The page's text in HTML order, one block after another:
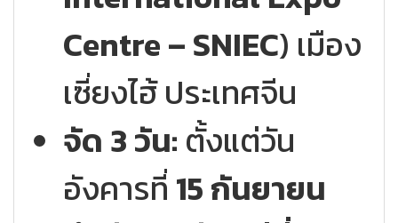
Centre – SNIEC) เมือง
เซี่ยงไฮ้ ประเทศจีน
จัด 3 วัน: ตั้งแต่วัน
อังคารที่ 15 กันยายน